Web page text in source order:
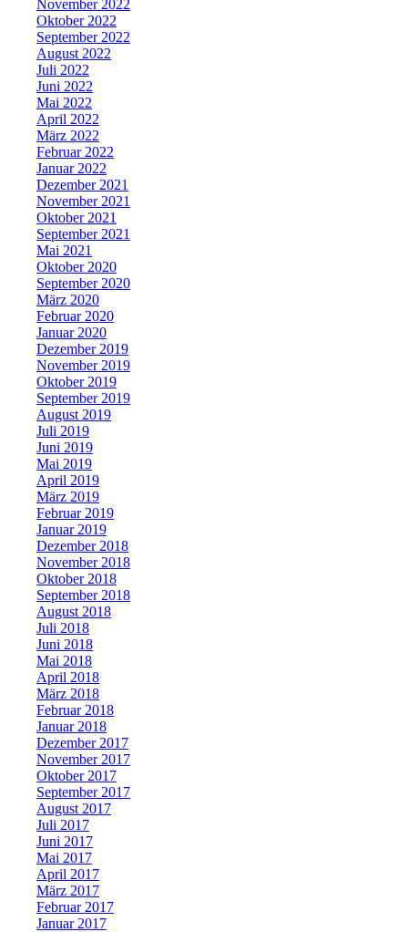
November 2022
Oktober 2022
September 2022
August 2022
Juli 2022
Juni 2022
Mai 2022
April 2022
März 2022
Februar 2022
Januar 2022
Dezember 2021
November 2021
Oktober 2021
September 2021
Mai 2021
Oktober 2020
September 2020
März 2020
Februar 2020
Januar 2020
Dezember 2019
November 2019
Oktober 2019
September 2019
August 2019
Juli 2019
Juni 2019
Mai 2019
April 2019
März 2019
Februar 2019
Januar 2019
Dezember 2018
November 2018
Oktober 2018
September 2018
August 2018
Juli 2018
Juni 2018
Mai 2018
April 2018
März 2018
Februar 2018
Januar 2018
Dezember 2017
November 2017
Oktober 2017
September 2017
August 2017
Juli 2017
Juni 2017
Mai 2017
April 2017
März 2017
Februar 2017
Januar 2017